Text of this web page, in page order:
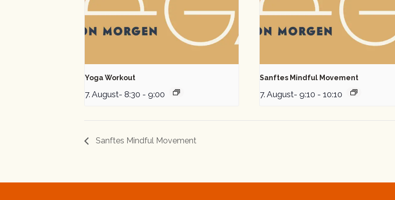
Yoga Workout
7. August- 8:30 - 9:00
Sanftes Mindful Movement
7. August- 9:10 - 10:10
Sanftes Mindful Movement